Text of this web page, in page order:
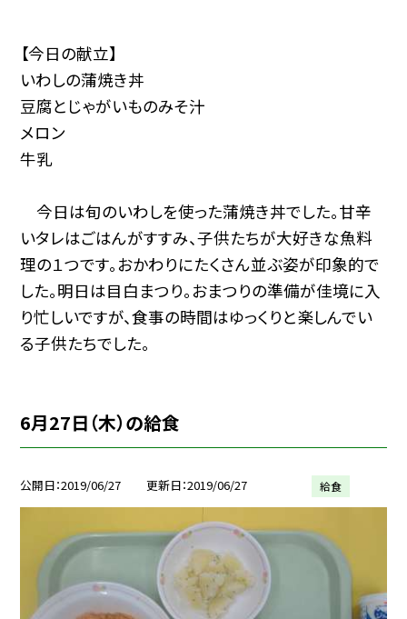
【今日の献立】
いわしの蒲焼き丼
豆腐とじゃがいものみそ汁
メロン
牛乳
今日は旬のいわしを使った蒲焼き丼でした。甘辛
いタレはごはんがすすみ、子供たちが大好きな魚料
理の１つです。おかわりにたくさん並ぶ姿が印象的で
した。明日は目白まつり。おまつりの準備が佳境に入
り忙しいですが、食事の時間はゆっくりと楽しんでい
る子供たちでした。
6月27日（木）の給食
公開日 2019/06/27 更新日 2019/06/27 給食